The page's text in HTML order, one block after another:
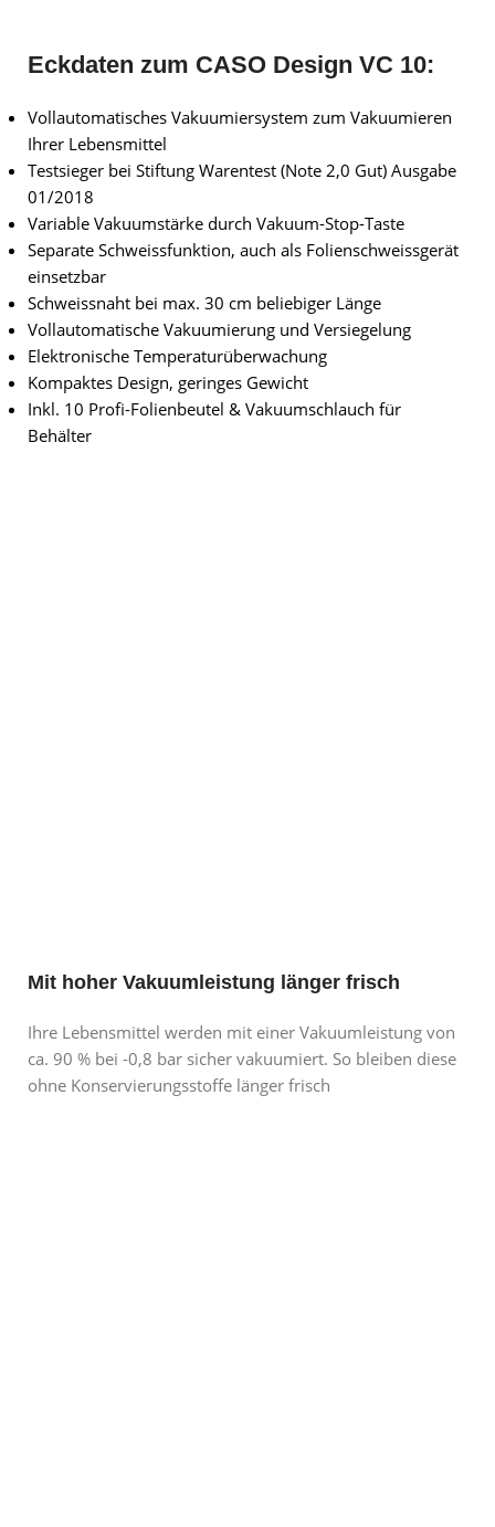
Eckdaten zum CASO Design VC 10:
Vollautomatisches Vakuumiersystem zum Vakuumieren
Ihrer Lebensmittel
Testsieger bei Stiftung Warentest (Note 2,0 Gut) Ausgabe
01/2018
Variable Vakuumstärke durch Vakuum-Stop-Taste
Separate Schweissfunktion, auch als Folienschweissgerät
einsetzbar
Schweissnaht bei max. 30 cm beliebiger Länge
Vollautomatische Vakuumierung und Versiegelung
Elektronische Temperaturüberwachung
Kompaktes Design, geringes Gewicht
Inkl. 10 Profi-Folienbeutel & Vakuumschlauch für
Behälter
Mit hoher Vakuumleistung länger frisch
Ihre Lebensmittel werden mit einer Vakuumleistung von
ca. 90 % bei -0,8 bar sicher vakuumiert. So bleiben diese
ohne Konservierungsstoffe länger frisch